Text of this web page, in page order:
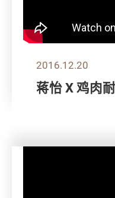
2016.12.20
蒋怡 X 鸡肉